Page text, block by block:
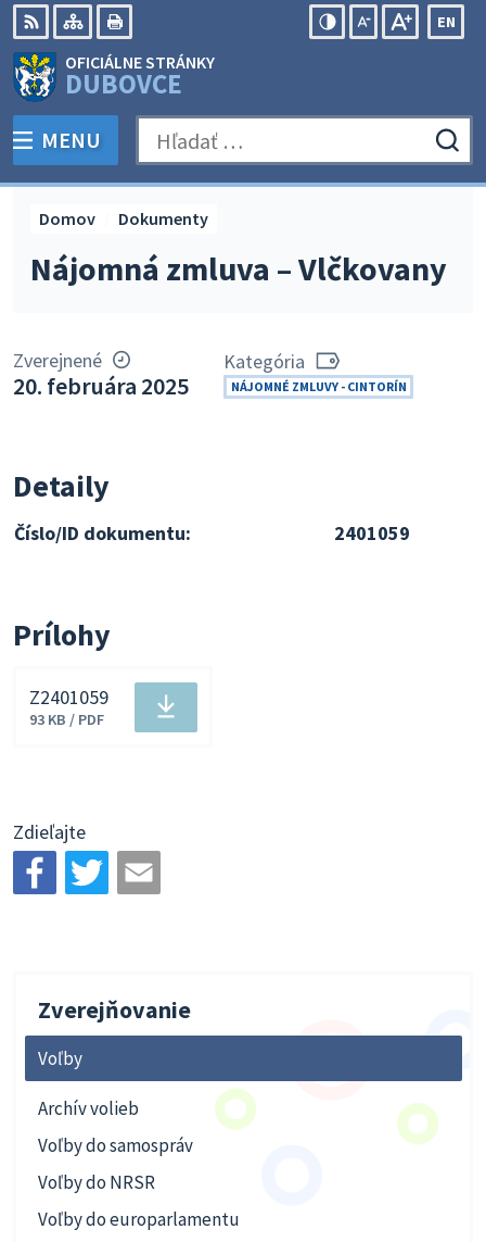
Preskočiť
na
obsah
RSS Mapa
EN
OFICIÁLNE STRÁNKY
DUBOVCE
PREPNÚŤ
MENU Hľadať:
Nájomná zmluva – Vlčkovany
Domov Dokumenty
Zverejnené
20. februára 2025
Kategória
NÁJOMNÉ ZMLUVY - CINTORÍN
Detaily
Číslo/ID dokumentu: 2401059
Prílohy
Stiahnuť
Z2401059
93 KB / PDF
Zdieľajte
Zverejňovanie
Voľby
Archív volieb
Voľby do samospráv
Voľby do NRSR
Voľby do europarlamentu